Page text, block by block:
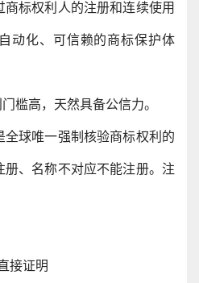
标权利人的注册和连续使用
动化、可信赖的商标保护体
槛高，天然具备公信力。
全球唯一强制核验商标权利的
册、名称不对应不能注册。注
接证明